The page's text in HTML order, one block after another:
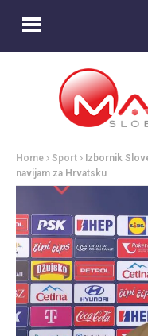
Home Sport
Izbornik
navijam za Hrvatsku